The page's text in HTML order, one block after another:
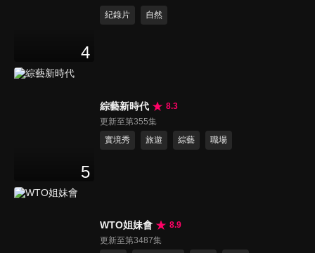
4
紀錄片 自然
5
綜藝新時代
8.3
更新至第355集
實境秀
旅遊 綜藝 職場
WTO姐妹會
8.9
更新至第3487集